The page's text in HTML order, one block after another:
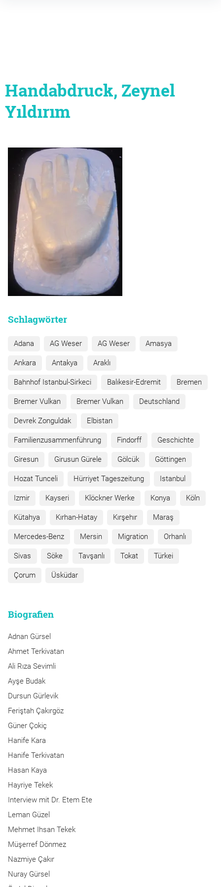
Handabdruck, Zeynel
Yıldırım
Beitragsnavigation
Schlagwörter
Adana AG Weser AG Weser Amasya
Ankara Antakya Araklı
Bahnhof Istanbul-Sirkeci Balıkesir-Edremit Bremen
Bremer Vulkan Bremer Vulkan Deutschland
Devrek Zonguldak Elbistan
Familienzusammenführung Findorff Geschichte
Giresun Girusun Gürele Gölcük Göttingen
Hozat Tunceli Hürriyet Tageszeitung Istanbul
Izmir Kayseri Klöckner Werke Konya Köln
Kütahya Kırhan-Hatay Kırşehır Maraş
Mercedes-Benz Mersin Migration Orhanlı
Sivas Söke Tavşanlı Tokat Türkei
Çorum Üsküdar
Biografien
Adnan Gürsel
Ahmet Terkivatan
Ali Rıza Sevimli
Ayşe Budak
Dursun Gürlevik
Feriştah Çakırgöz
Güner Çokiç
Hanife Kara
Hanife Terkivatan
Hasan Kaya
Hayriye Tekek
Interview mit Dr. Etem Ete
Leman Güzel
Mehmet Ihsan Tekek
Müşerref Dönmez
Nazmiye Çakır
Nuray Gürsel